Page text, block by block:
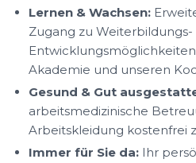
Lernen & Wachsen:
Zugang zu Weiterbildungs-
Akademie und unseren
Gesund & Gut
arbeitsmedizinische
Arbeitskleidung kostenfrei
Immer für Sie da: Ihr